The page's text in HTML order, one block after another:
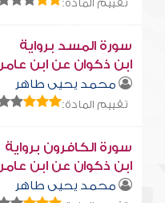
تقييم المادة:
سورة المسد برواية
ابن ذكوان عن ابن عامر
محمد يحيى طاهر
تقييم المادة:
سورة الكافرون برواية
ابن ذكوان عن ابن عامر
محمد يحيى طاهر